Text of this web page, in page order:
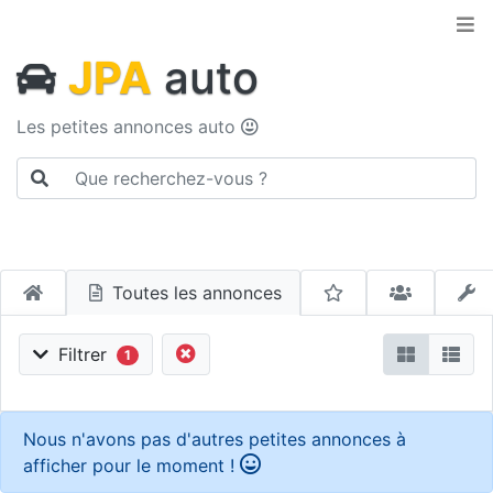
JPA auto
Les petites annonces auto
Toutes les annonces
Filtrer 1
Nous n'avons pas d'autres petites annonces à
afficher pour le moment !